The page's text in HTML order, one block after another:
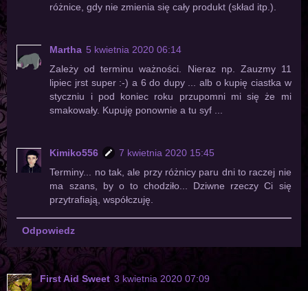
różnice, gdy nie zmienia się cały produkt (skład itp.).
Martha 5 kwietnia 2020 06:14
Zależy od terminu ważności. Nieraz np. Zauzmy 11
lipiec jrst super :-) a 6 do dupy ... alb o kupię ciastka w
styczniu i pod koniec roku przupomni mi się że mi
smakowały. Kupuję ponownie a tu syf ...
Kimiko556
7 kwietnia 2020 15:45
Terminy... no tak, ale przy różnicy paru dni to raczej nie
ma szans, by o to chodziło... Dziwne rzeczy Ci się
przytrafiają, współczuję.
Odpowiedz
First Aid Sweet 3 kwietnia 2020 07:09